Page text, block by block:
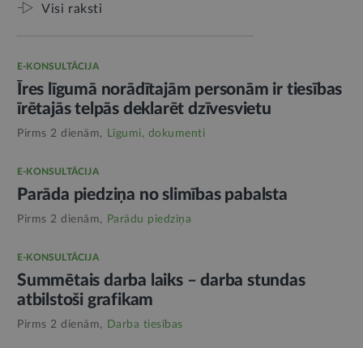
Visi raksti
E-KONSULTĀCIJA
Īres līgumā norādītajām personām ir tiesības
īrētajās telpās deklarēt dzīvesvietu
Pirms 2 dienām, Līgumi, dokumenti
E-KONSULTĀCIJA
Parāda piedziņa no slimības pabalsta
Pirms 2 dienām, Parādu piedziņa
E-KONSULTĀCIJA
Summētais darba laiks – darba stundas
atbilstoši grafikam
Pirms 2 dienām, Darba tiesības